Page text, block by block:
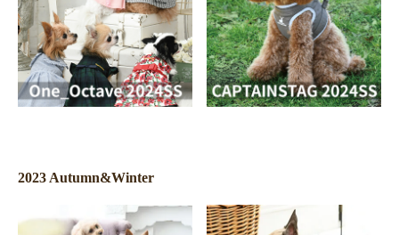
2023 Autumn&Winter